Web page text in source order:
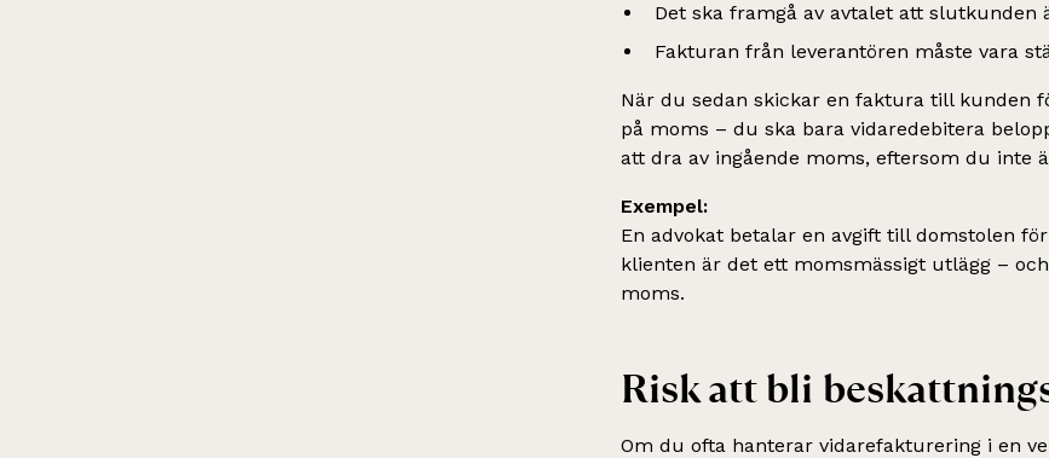
Det ska framgå av avtalet att slutkunden
Fakturan från leverantören måste vara
När du sedan skickar en faktura till kunden
på moms – du ska bara vidaredebitera
att dra av ingående moms, eftersom du inte
Exempel:
En advokat betalar en avgift till domstolen
klienten är det ett momsmässigt utlägg –
moms.
Risk att bli
Om du ofta hanterar vidarefakturering i en